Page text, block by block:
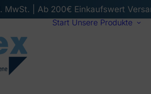
MwSt. | Ab 200€ Einkaufswert
Start Unsere Produkte